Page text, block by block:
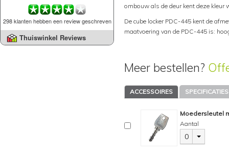
298 klanten hebben een review geschreven
Thuiswinkel Reviews
ombouw als de deur kent deze kleur
De cube locker PDC-445 kent de
maatvoering van de PDC-445 is:
Meer bestellen?
ACCESSOIRES SPECIFICATIES
Moedersleutel
Aantal
0